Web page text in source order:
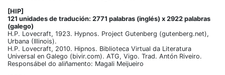
[HIP]
121 unidades de tradución: 2771 palabras (inglés) x 2922 palabras
(galego)
H.P. Lovecraft, 1923. Hypnos. Project Gutenberg (gutenberg.net),
Urbana (Illinois).
H.P. Lovecraft, 2010. Hipnos. Biblioteca Virtual da Literatura
Universal en Galego (bivir.com). ATG, Vigo. Trad. Antón Riveiro.
Responsábel do aliñamento: Magali Meijueiro